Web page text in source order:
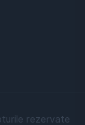
rezervate